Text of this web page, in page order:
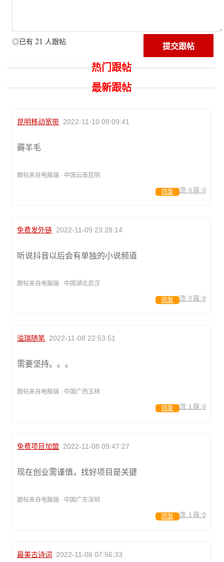
◎已有 21 人跟帖
热门跟帖
最新跟帖
昆明移动宽带 2022-11-10 09:09:41
薅羊毛
跟帖来自电脑端 · 中国云南昆明
顶: 0 踩: 0
回复
免费发外链 2022-11-09 23:28:14
听说抖音以后会有单独的小说频道
跟帖来自电脑端 · 中国湖北武汉
顶: 0 踩: 0
回复
溢瑞随笔 2022-11-08 22:53:51
需要坚持。。。
跟帖来自电脑端 · 中国广西玉林
顶: 1 踩: 0
回复
免费项目加盟 2022-11-08 09:47:27
现在创业需谨慎，找好项目是关键
跟帖来自电脑端 · 中国广东深圳
顶: 1 踩: 0
回复
最美古诗词 2022-11-08 07:56:33